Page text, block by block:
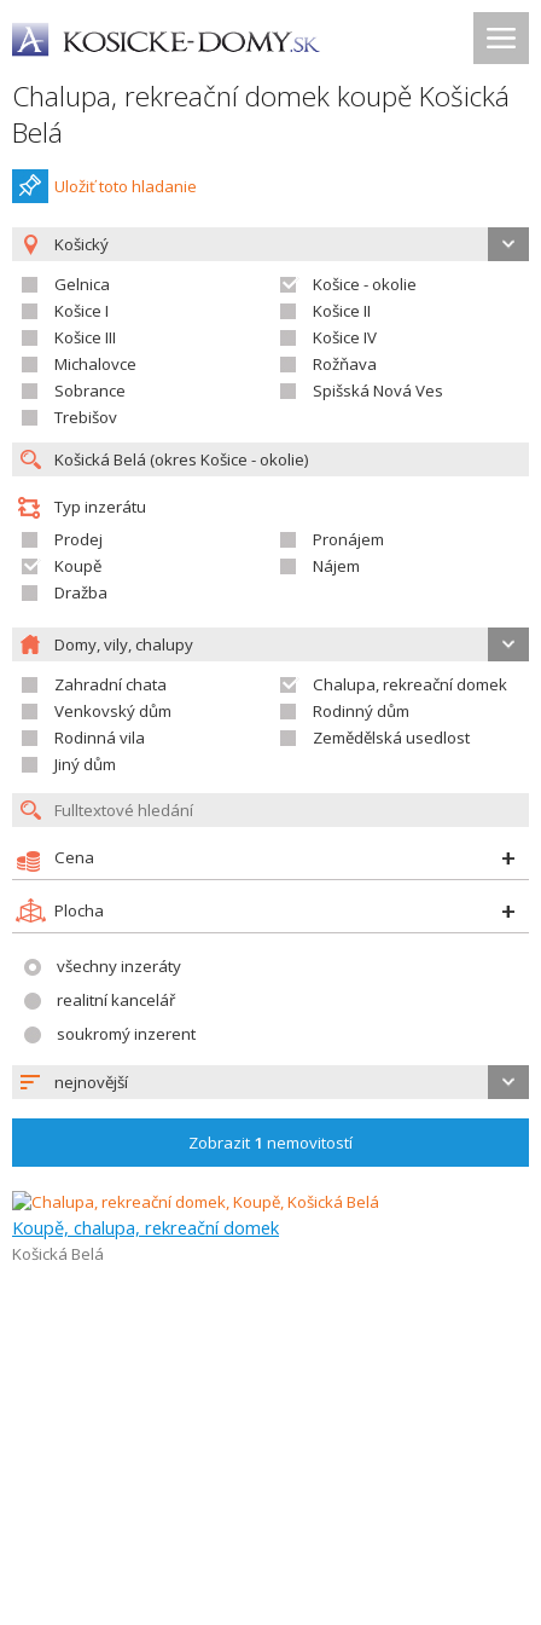
Chalupa, rekreační domek koupě Košická
Belá
Uložiť toto hladanie
Košický
Gelnica
Košice - okolie
Košice I
Košice II
Košice III
Košice IV
Michalovce
Rožňava
Sobrance
Spišská Nová Ves
Trebišov
Typ inzerátu
Prodej
Pronájem
Koupě
Nájem
Dražba
Domy, vily, chalupy
Zahradní chata
Chalupa, rekreační domek
Venkovský dům
Rodinný dům
Rodinná vila
Zemědělská usedlost
Jiný dům
Cena
Plocha
všechny inzeráty
realitní kancelář
soukromý inzerent
nejnovější
Zobrazit 1 nemovitostí
Koupě, chalupa, rekreační domek
Košická Belá